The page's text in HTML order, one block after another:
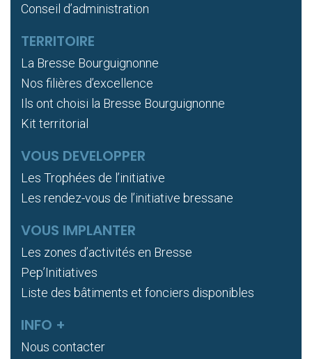
Conseil d’administration
TERRITOIRE
La Bresse Bourguignonne
Nos filières d’excellence
Ils ont choisi la Bresse Bourguignonne
Kit territorial
VOUS DEVELOPPER
Les Trophées de l’initiative
Les rendez-vous de l’initiative bressane
VOUS IMPLANTER
Les zones d’activités en Bresse
Pep’Initiatives
Liste des bâtiments et fonciers disponibles
INFO +
Nous contacter